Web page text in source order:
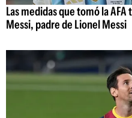
Las medidas que tomó la
Messi, padre de Lionel Messi